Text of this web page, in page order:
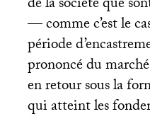
— comme c’est le
période
prononcé du
en retour sous la
qui atteint les